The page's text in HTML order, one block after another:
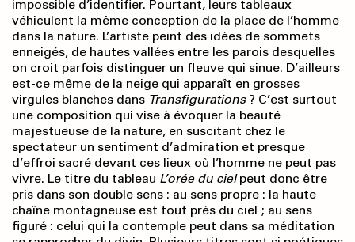
impossible d’identifier. Pourtant, leurs tableaux
véhiculent la même conception de la place de l’homme
dans la nature. L’artiste peint des idées de sommets
enneigés, de hautes vallées entre les parois desquelles
on croit parfois distinguer un fleuve qui sinue. D’ailleurs
est-ce même de la neige qui apparaît en grosses
virgules blanches dans Transfigurations? C’est surtout
une composition qui vise à évoquer la beauté
majestueuse de la nature, en suscitant chez le
spectateur un sentiment d’admiration et presque
d’effroi sacré devant ces lieux où l’homme ne peut pas
vivre. Le titre du tableau L’orée du cielpeut donc être
pris dans son double sens : au sens propre : la haute
chaîne montagneuse est tout près du ciel ; au sens
figuré : celui qui la contemple peut dans sa méditation